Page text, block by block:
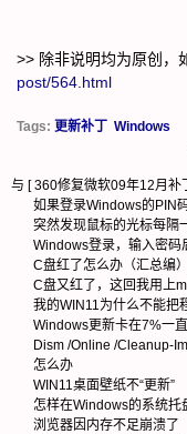
>> 除非说明均为原创，
post/564.html
Tags: 更新补丁
Windows
与 [360修复微软09年12月补
如果登录Windows的PIN
突然发现鼠标的光标每隔
Windows登录，输入密码
C盘红了怎么办（汇总编）
C盘又红了，这回我用上
我的WIN11为什么不能把
Windows更新卡在7%一
Dism /Online /Cleanup-
怎么办
WIN11桌面壁纸不“更新”
怎样在Windows的系统托
浏览器因内存不足崩溃了